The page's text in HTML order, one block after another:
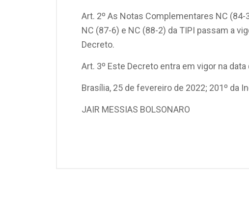
Art. 2º As Notas Complementares NC (84-
NC (87-6) e NC (88-2) da TIPI passam a
Decreto.
Art. 3º Este Decreto entra em vigor na
Brasília, 25 de fevereiro de 2022; 201º da
JAIR MESSIAS BOLSONARO